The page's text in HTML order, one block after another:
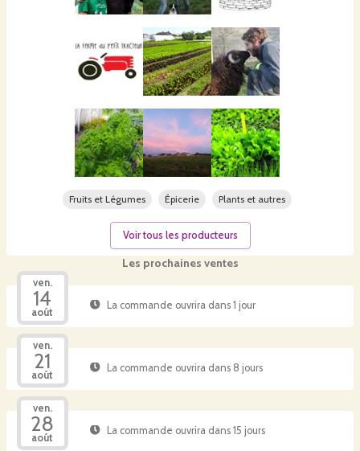
Les prochaines ventes
ven.
14
août
La commande ouvrira dans 1 jour
ven.
21
août
La commande ouvrira dans 8 jours
ven.
28
août
La commande ouvrira dans 15 jours
Fruits et Légumes Épicerie Plants et autres
Voir tous les producteurs